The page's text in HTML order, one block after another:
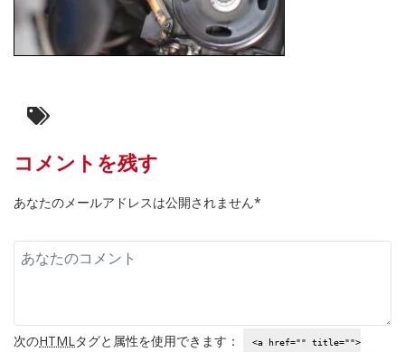
コメントを残す
あなたのメールアドレスは公開されません*
次のHTML タグと属性を使用できます： <a href="" title="">